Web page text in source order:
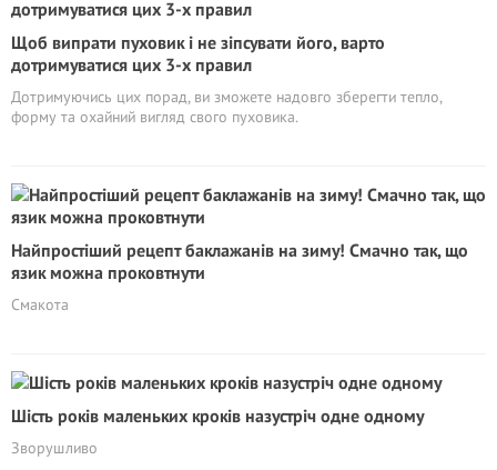
Щоб випрати пуховик і не зіпсувати його, варто
дотримуватися цих 3-х правил
Дотримуючись цих порад, ви зможете надовго зберегти тепло,
форму та охайний вигляд свого пуховика.
Найпростіший рецепт баклажанів на зиму! Смачно так, що
язик можна проковтнути
Смакота
Шість років маленьких кроків назустріч одне одному
Зворушливо